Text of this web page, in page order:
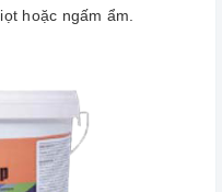
hoặc ngấm ẩm.